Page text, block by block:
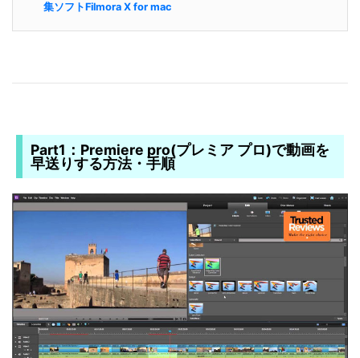
集ソフトFilmora X for mac
Part1：Premiere pro(プレミア プロ)で動画を
早送りする方法・手順